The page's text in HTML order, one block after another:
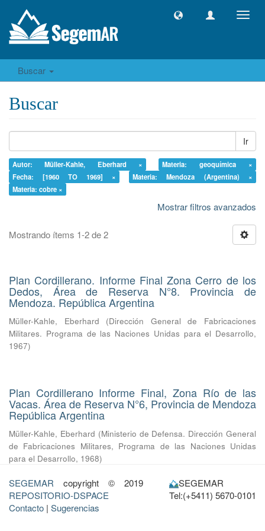
Buscar
Buscar
Ir
Autor: Müller-Kahle, Eberhard ×
Materia: geoquímica ×
Fecha: [1960 TO 1969] ×
Materia: Mendoza (Argentina) ×
Materia: cobre ×
Mostrar filtros avanzados
Mostrando ítems 1-2 de 2
Plan Cordillerano. Informe Final Zona Cerro de los
Dedos, Área de Reserva N°8. Provincia de
Mendoza. República Argentina
Müller-Kahle, Eberhard (Dirección General de Fabricaciones
Militares. Programa de las Naciones Unidas para el Desarrollo,
1967)
Plan Cordillerano Informe Final, Zona Río de las
Vacas. Área de Reserva N°6, Provincia de Mendoza
República Argentina
Müller-Kahle, Eberhard (Ministerio de Defensa. Dirección General
de Fabricaciones Militares, Programa de las Naciones Unidas
para el Desarrollo, 1968)
SEGEMAR copyright © 2019
REPOSITORIO-DSPACE
Contacto | Sugerencias
SEGEMAR
Tel:(+5411) 5670-0101